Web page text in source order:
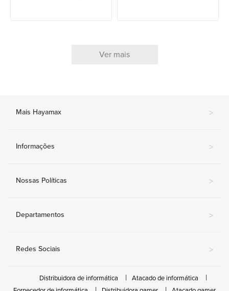
Ver mais
Mais Hayamax >
Informações >
Nossas Políticas >
Departamentos >
Redes Sociais >
Distribuidora de informática
Atacado de informática